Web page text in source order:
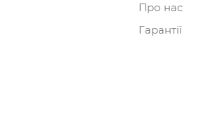
Про нас
Гарантії